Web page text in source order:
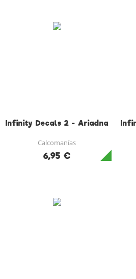
Infinity Decals 2 - Ariadna
Calcomanías
6,95 €